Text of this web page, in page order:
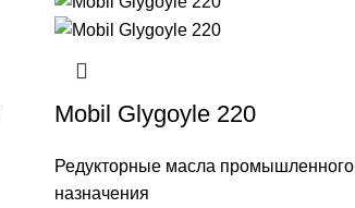
Mobil Glygoyle 220
Редукторные масла промышленного
назначения